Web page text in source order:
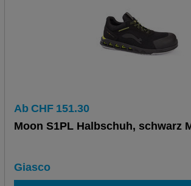
Ab CHF 151.30
Moon S1PL Halbschuh, schwarz
Giasco